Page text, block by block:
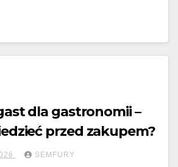
dla gastronomii –
przed zakupem?
SEMFURY